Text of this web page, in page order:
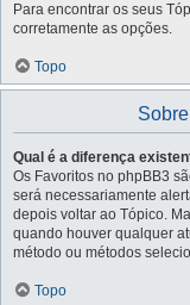
Para encontrar os seus
corretamente as opções.
Topo
Qual é a diferença
Os Favoritos no phpBB3
será necessariamente
depois voltar ao Tópico.
quando houver qualquer
método ou métodos
Topo